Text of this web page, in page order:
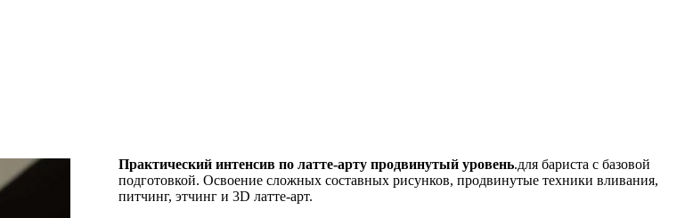
Практический интенсив по латте-арту продвинутый уровень.для бариста с базовой
подготовкой. Освоение сложных составных рисунков, продвинутые техники вливания,
питчинг, этчинг и 3D латте-арт.